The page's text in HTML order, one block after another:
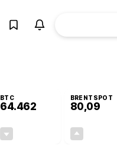
BTC
64.462
BRENTSPOT
80,09